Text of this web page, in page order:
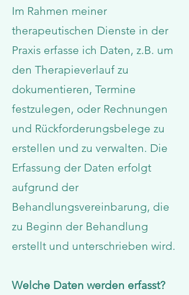
Im Rahmen meiner
therapeutischen Dienste in der
Praxis erfasse ich Daten, z.B. um
den Therapieverlauf zu
dokumentieren, Termine
festzulegen, oder Rechnungen
und Rückforderungsbelege zu
erstellen und zu verwalten. Die
Erfassung der Daten erfolgt
aufgrund der
Behandlungsvereinbarung, die
zu Beginn der Behandlung
erstellt und unterschrieben wird.
Welche Daten werden erfasst?